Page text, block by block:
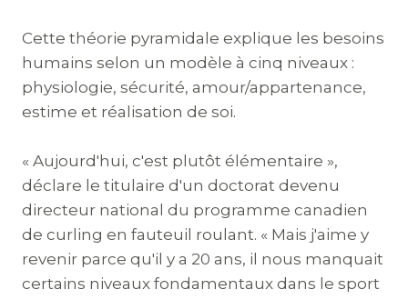
Cette théorie pyramidale explique les besoins
humains selon un modèle à cinq niveaux :
physiologie, sécurité, amour/appartenance,
estime et réalisation de soi.
« Aujourd'hui, c'est plutôt élémentaire »,
déclare le titulaire d'un doctorat devenu
directeur national du programme canadien
de curling en fauteuil roulant. « Mais j'aime y
revenir parce qu'il y a 20 ans, il nous manquait
certains niveaux fondamentaux dans le sport